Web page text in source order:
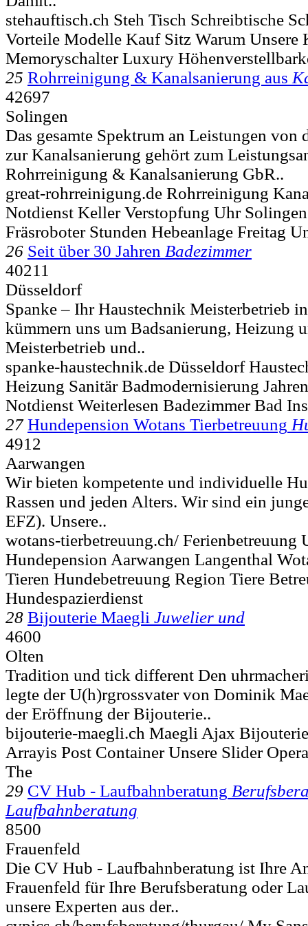
stehauftisch.ch Steh Tisch Schreibtische
Vorteile Modelle Kauf Sitz Warum Unsere
Memoryschalter Luxury
25 Rohrreinigung & Kanalsanierung aus
42697
Solingen
Das gesamte Spektrum an Leistungen
zur Kanalsanierung gehört zum
Rohrreinigung & Kanalsanierung GbR..
great-rohrreinigung.de Rohrreinigung
Notdienst Keller Verstopfung Uhr
Fräsroboter Stunden Hebeanlage Freitag
26 Seit über 30 Jahren Badezimmer
40211
Düsseldorf
Spanke – Ihr Haustechnik Meisterbetrieb
kümmern uns um Badsanierung, Heizung
Meisterbetrieb und..
spanke-haustechnik.de Düsseldorf
Heizung Sanitär Badmodernisierung
Notdienst Weiterlesen Badezimmer Bad
27 Hundepension Wotans Tierbetreuung
4912
Aarwangen
Wir bieten kompetente und individuelle
Rassen und jeden Alters. Wir sind ein
EFZ). Unsere..
wotans-tierbetreuung.ch/ Ferienbetreuung
Hundepension Aarwangen Langenthal
Tieren Hundebetreuung Region Tiere
Hundespazierdienst
28 Bijouterie Maegli Juwelier und
4600
Olten
Tradition und tick different Den
legte der U(h)rgrossvater von Dominik
der Eröffnung der Bijouterie..
bijouterie-maegli.ch Maegli Ajax
Arrayis Post Container Unsere Slider
The
29 CV Hub - Laufbahnberatung
Laufbahnberatung
8500
Frauenfeld
Die CV Hub - Laufbahnberatung ist Ihre
Frauenfeld für Ihre Berufsberatung oder
unsere Experten aus der..